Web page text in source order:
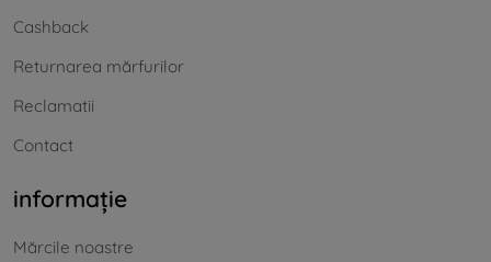
Cashback
Returnarea mărfurilor
Reclamatii
Contact
informație
Mărcile noastre